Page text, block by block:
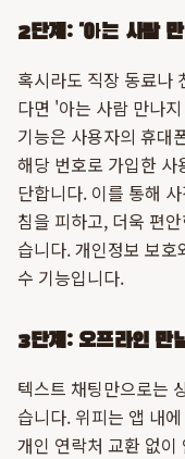
2단계: '아는 사람
혹시라도 직장 동료나
다면 '아는 사람 만나
기능은 사용자의 휴대
해당 번호로 가입한
단합니다. 이를 통해
침을 피하고, 더욱 편
습니다. 개인정보 보
수 기능입니다.
3단계: 오프라인 만
텍스트 채팅만으로는
습니다. 위피는 앱 내
개인 연락처 교환 없이